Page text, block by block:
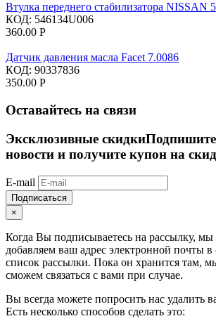
Втулка переднего стабилизатора NISSAN
КОД: 546134U006
360.00 Р
Датчик давления масла Facet 7.0086
КОД: 90337836
350.00 Р
Оставайтесь на связи
Эксклюзивные скидки
новости и получите купон на
E-mail
Подписаться
×
Когда Вы подписываетесь на рассылку,
добавляем ваш адрес электронной почты
список рассылки. Пока он хранится там,
сможем связаться с вами при случае.
Вы всегда можете попросить нас удалить
Есть несколько способов сделать это: